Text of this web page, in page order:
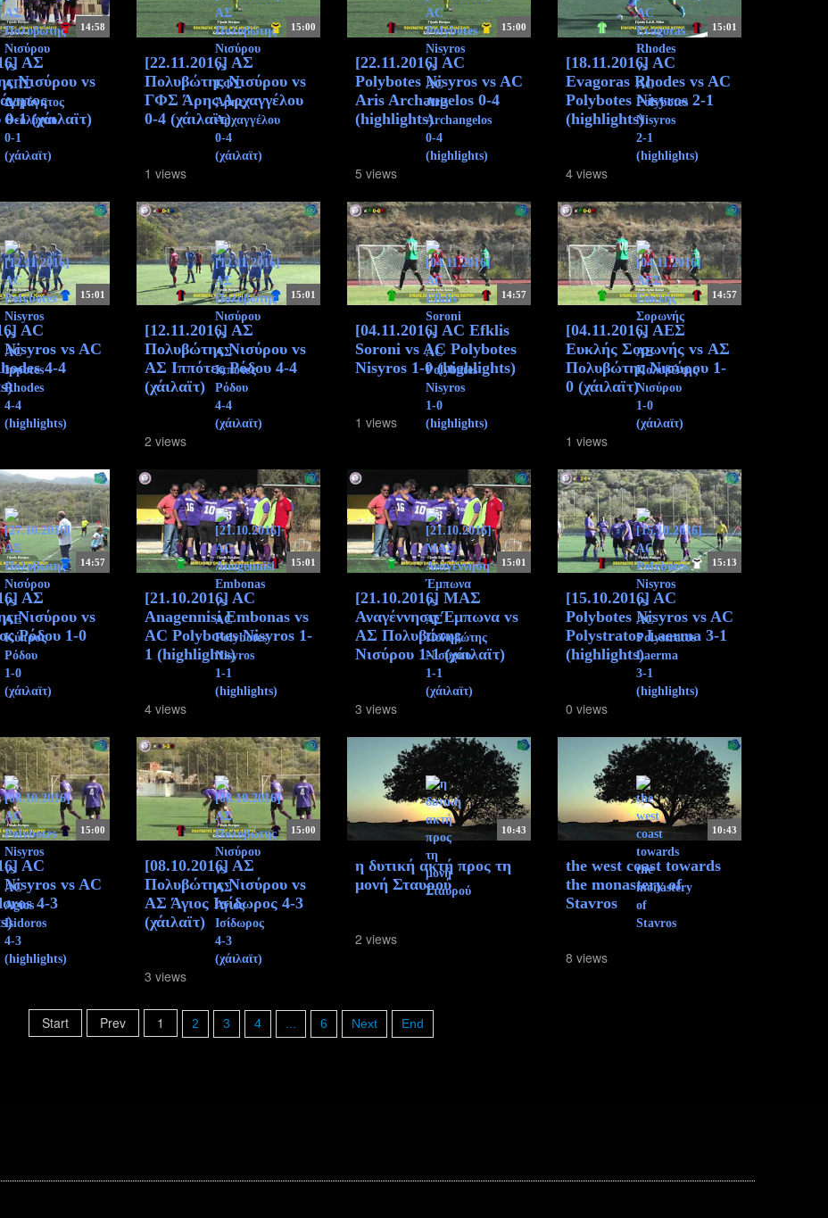
14:58
ΑΣ
Νισύρου vs
1 (χάιλαϊτ)
15:00
[22.11.2016] ΑΣ
Πολυβώτης Νισύρου vs
ΓΦΣ Άρης Αρχαγγέλου
0-4 (χάιλαϊτ)
1 views
15:00
[22.11.2016] AC
Polybotes Nisyros vs AC
Aris Archangelos 0-4
(highlights)
5 views
15:01
[18.11.2016] AC
Evagoras Rhodes vs AC
Polybotes Nisyros 2-1
(highlights)
4 views
15:01
AC
Nisyros vs AC
4-4
15:01
[12.11.2016] ΑΣ
Πολυβώτης Νισύρου vs
ΑΣ Ιππότες Ρόδου 4-4
(χάιλαϊτ)
2 views
14:57
[04.11.2016] AC Efklis
Soroni vs AC Polybotes
Nisyros 1-0 (highlights)
1 views
14:57
[04.11.2016] ΑΕΣ
Ευκλής Σορωνής vs ΑΣ
Πολυβώτης Νισύρου 1-
0 (χάιλαϊτ)
1 views
14:57
ΑΣ
Νισύρου vs
Ρόδου 1-0
15:01
[21.10.2016] AC
Anagennisi Embonas vs
AC Polybotes Nisyros 1-
1 (highlights)
4 views
15:01
[21.10.2016] ΜΑΣ
Αναγέννηση Έμπωνα vs
ΑΣ Πολυβώτης
Νισύρου 1-1 (χάιλαϊτ)
3 views
15:13
[15.10.2016] AC
Polybotes Nisyros vs AC
Polystratos Laerma 3-1
(highlights)
0 views
15:00
AC
Nisyros vs AC
4-3
15:00
[08.10.2016] ΑΣ
Πολυβώτης Νισύρου vs
ΑΣ Άγιος Ισίδωρος 4-3
(χάιλαϊτ)
3 views
10:43
η δυτική ακτή προς τη
μονή Σταυρού
2 views
10:43
the west coast towards
the monastery of
Stavros
8 views
Start Prev 1 2 3 4 6 Next End